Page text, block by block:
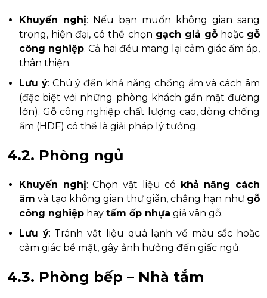
Khuyến nghị: Nếu bạn muốn không gian sang
trọng, hiện đại, có thể chọn gạch giả gỗhoặc gỗ
công nghiệp. Cả hai đều mang lại cảm giác ấm áp,
thân thiện.
Lưu ý: Chú ý đến khả năng chống ẩm và cách âm
(đặc biệt với những phòng khách gần mặt đường
lớn). Gỗ công nghiệp chất lượng cao, dòng chống
ẩm (HDF) có thể là giải pháp lý tưởng.
4.2. Phòng ngủ
Khuyến nghị: Chọn vật liệu có khả năng cách
âm và tạo không gian thư giãn, chẳng hạn như gỗ
công nghiệp hay tấm ốp nhựa giả vân gỗ.
Lưu ý: Tránh vật liệu quá lạnh về màu sắc hoặc
cảm giác bề mặt, gây ảnh hưởng đến giấc ngủ.
4.3. Phòng bếp – Nhà tắm